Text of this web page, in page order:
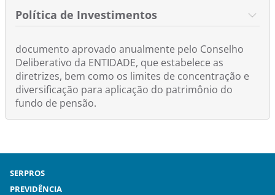
Política de Investimentos
documento aprovado anualmente pelo Conselho
Deliberativo da ENTIDADE, que estabelece as
diretrizes, bem como os limites de concentração e
diversificação para aplicação do patrimônio do
fundo de pensão.
SERPROS
PREVIDÊNCIA